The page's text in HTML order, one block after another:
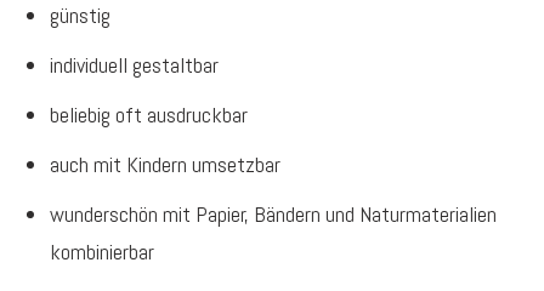
günstig
individuell gestaltbar
beliebig oft ausdruckbar
auch mit Kindern umsetzbar
wunderschön mit Papier, Bändern und Naturmaterialien
kombinierbar